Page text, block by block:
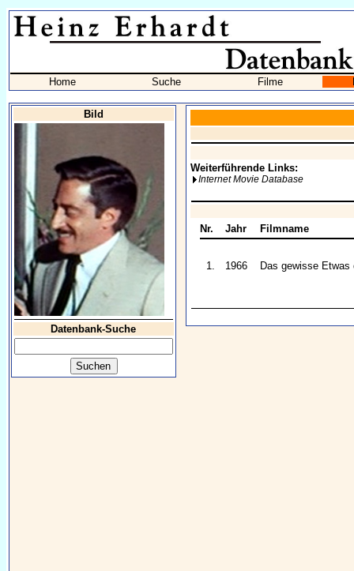
Home Suche Filme
Bild
Datenbank-Suche
Weiterführende Links:
Internet Movie Database
Nr. Jahr Filmname
1. 1966 Das gewisse Etwas